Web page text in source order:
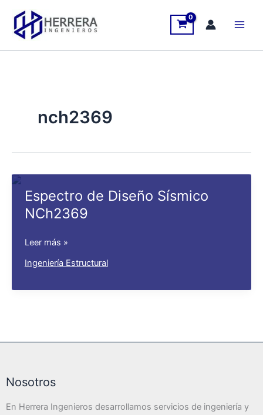
contenido
nch2369
Espectro de Diseño Sísmico
NCh2369
Espectro
Diseño
Leer más »
Ingeniería Estructural
Nosotros
En Herrera Ingenieros desarrollamos servicios de ingeniería y